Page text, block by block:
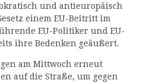
und antieuropäisch
einem EU-Beitritt im
EU-Politiker und EU-
ihre Bedenken geäußert.
am Mittwoch erneut
auf die Straße, um gegen